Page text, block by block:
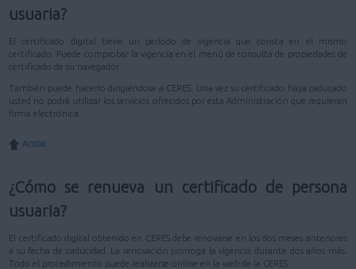
usuaria?
El certificado digital tiene un período de vigencia que consta en el mismo
certificado. Puede comprobar la vigencia en el menú de consulta de propiedades de
certificado de su navegador.
También puede hacerlo dirigiéndose a CERES. Una vez su certificado haya caducado
usted no podrá utilizar los servicios ofrecidos por esta Administración que requieran
firma electrónica.
Arriba
¿Cómo se renueva un certificado de persona
usuaria?
El certificado digital obtenido en CERES debe renovarse en los dos meses anteriores
a su fecha de caducidad. La renovación prorroga la vigencia durante dos años más.
Todo el procedimiento puede realizarse online en la web de la CERES.